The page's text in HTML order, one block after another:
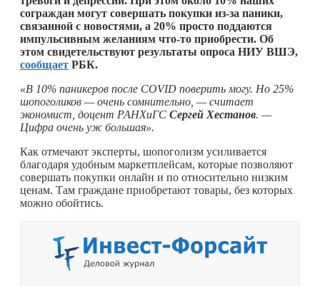
сограждан могут совершать покупки из-за паники,
связанной с новостями, а 20% просто поддаются
импульсивным желаниям что-то приобрести. Об
этом свидетельствуют результаты опроса НИУ ВШЭ,
сообщает РБК.
«В 10% паникеров после COVID поверить могу. Но 25%
шопоголиков — очень сомнительно, — считает
экономист, доцент РАНХиГС Сергей Хестанов. —
Цифра очень уж большая».
Как отмечают эксперты, шопоголизм усиливается
благодаря удобным маркетплейсам, которые позволяют
совершать покупки онлайн и по относительно низким
ценам. Там граждане приобретают товары, без которых
можно обойтись.